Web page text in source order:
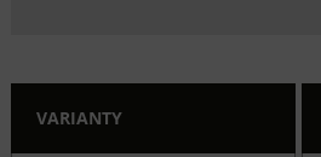
VARIANTY